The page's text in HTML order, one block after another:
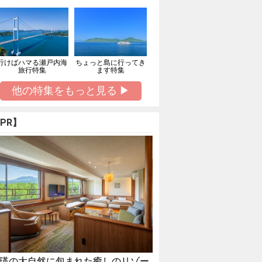
けばハマる瀬戸内海
旅行特集
ちょっと島に行ってき
ます特集
他の特集をもっと見る ▶
】